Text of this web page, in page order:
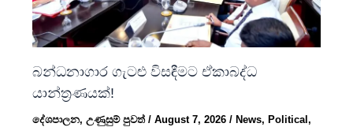
බන්ධනාගාර ගැටළු විසඳීමට ඒකාබද්ධ
යාන්ත්‍රණයක්!
දේශපාලන,උණුසුම් පුවත්/August 7, 2026/News,Political,